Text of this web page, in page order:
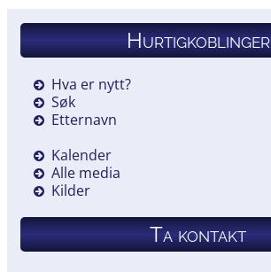
Hurtigkoblinger
Hva er nytt?
Søk
Etternavn
Kalender
Alle media
Kilder
Ta kontakt